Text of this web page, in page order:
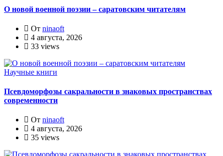
О новой военной поэзии – саратовским читателям
От ninaoft
4 августа, 2026
33 views
Научные книги
Псевдоморфозы сакральности в знаковых пространствах
современности
От ninaoft
4 августа, 2026
35 views